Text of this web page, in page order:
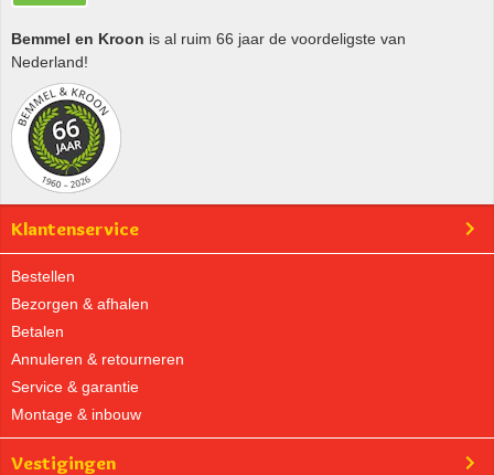
Bemmel en Kroon is al ruim 66 jaar de voordeligste van
Nederland!
Klantenservice
Bestellen
Bezorgen & afhalen
Betalen
Annuleren & retourneren
Service & garantie
Montage & inbouw
Vestigingen